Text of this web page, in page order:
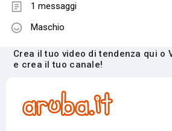
1 messaggi
Maschio
Crea il tuo video di tendenza qui o
e crea il tuo canale!